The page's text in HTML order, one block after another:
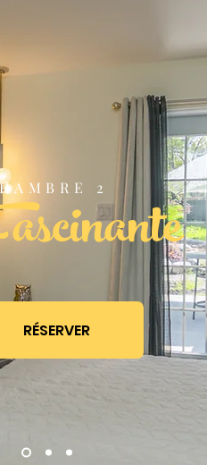
2
RÉSERVER